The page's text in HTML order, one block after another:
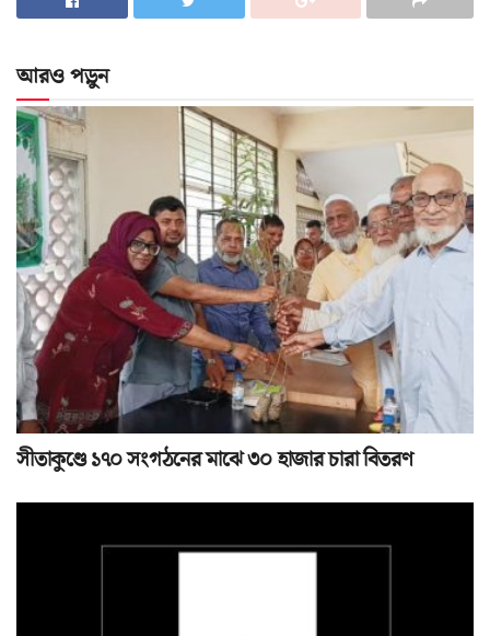
আরও পড়ুন
সীতাকুণ্ডে ১৭০ সংগঠনের মাঝে ৩০ হাজার চারা বিতরণ